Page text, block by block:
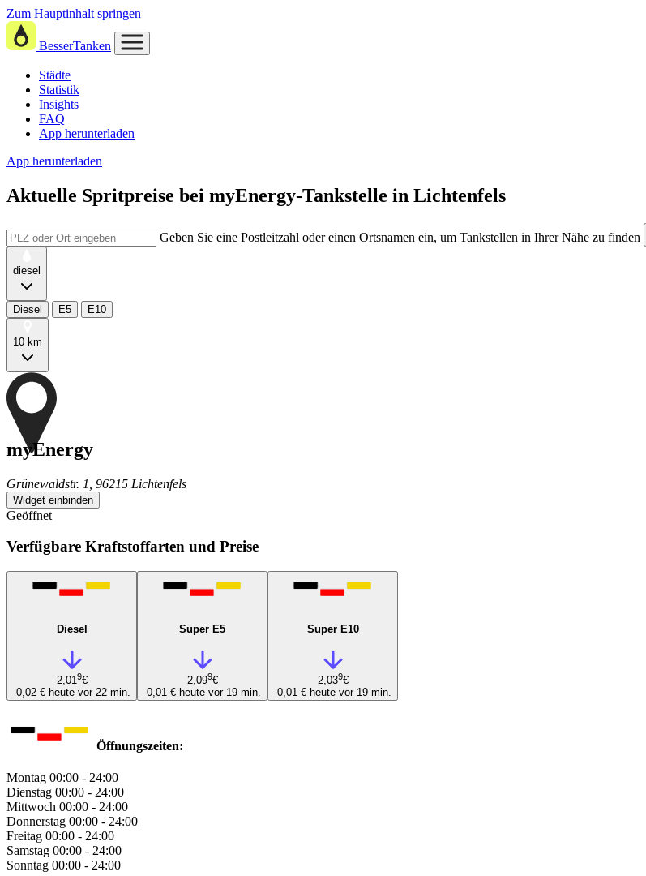
Zum Hauptinhalt springen
BesserTanken
Städte
Statistik
Insights
FAQ
App herunterladen
App herunterladen
Aktuelle Spritpreise bei myEnergy-Tankstelle in Lichtenfels
Geben Sie eine Postleitzahl oder einen Ortsnamen ein, um Tankstellen in Ihrer Nähe zu finden
diesel
Diesel E5 E10
10 km
myEnergy
Grünewaldstr. 1, 96215 Lichtenfels
Widget einbinden
Geöffnet
Verfügbare Kraftstoffarten und Preise
Diesel
2,019€
-0,02 € heute vor 22 min.
Super E5
2,099€
-0,01 € heute vor 19 min.
Super E10
2,039€
-0,01 € heute vor 19 min.
Öffnungszeiten:
Montag 00:00 - 24:00
Dienstag 00:00 - 24:00
Mittwoch 00:00 - 24:00
Donnerstag 00:00 - 24:00
Freitag 00:00 - 24:00
Samstag 00:00 - 24:00
Sonntag 00:00 - 24:00